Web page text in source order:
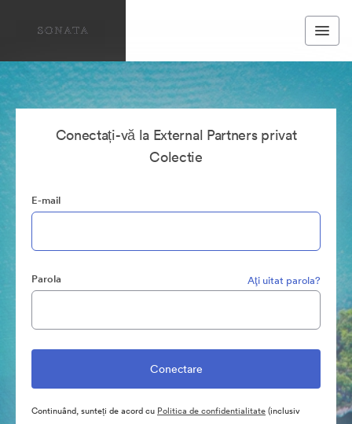
Conectați-vă la External Partners privat
Colectie
E-mail
Parola Aţi uitat parola?
Continuând, sunteți de acord cu Politica de confidentialitate(inclusiv